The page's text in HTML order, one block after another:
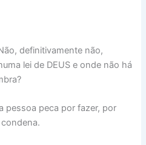
definitivamente não,
lei de DEUS e onde não há
pessoa peca por fazer, por